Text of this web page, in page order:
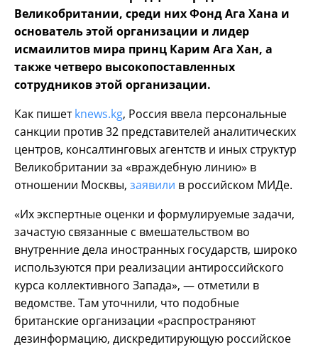
Великобритании, среди них Фонд Ага Хана и
основатель этой организации и лидер
исмаилитов мира принц Карим Ага Хан, а
также четверо высокопоставленных
сотрудников этой организации.
Как пишетknews.kg, Россия ввела персональные
санкции против 32 представителей аналитических
центров, консалтинговых агентств и иных структур
Великобритании за «враждебную линию» в
отношении Москвы, заявили в российском МИДе.
«Их экспертные оценки и формулируемые задачи,
зачастую связанные с вмешательством во
внутренние дела иностранных государств, широко
используются при реализации антироссийского
курса коллективного Запада», — отметили в
ведомстве. Там уточнили, что подобные
британские организации «распространяют
дезинформацию, дискредитирующую российское